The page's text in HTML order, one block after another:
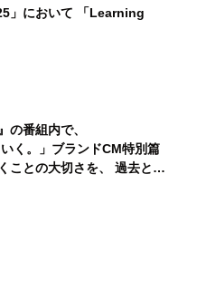
」において 「Learning
の番組内で、
く。」ブランドCM特別篇
ことの大切さを、 過去と現